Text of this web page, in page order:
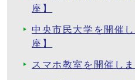
座】
中央市民大学を開催
座】
スマホ教室を開催し